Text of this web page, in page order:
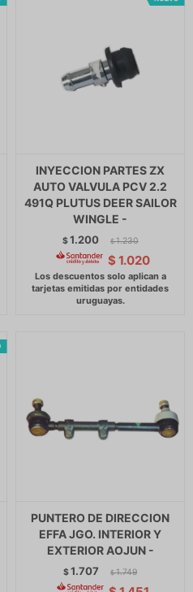
INYECCION PARTES ZX
AUTO VALVULA PCV 2.2
491Q PLUTUS DEER SAILOR
WINGLE -
$1.200 $ 1.230
$ 1.020
PUNTERO DE DIRECCION
EFFA JGO. INTERIOR Y
EXTERIOR AOJUN -
$1.707 $ 1.749